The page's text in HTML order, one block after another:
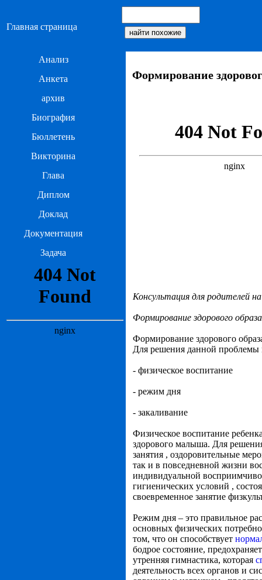
Главная страница
Анализ
Анкета
архив
Биография
Бюллетень
Викторина
Глава
Диплом
Доклад
Документация
Задача
Формирование
Консультация для родителей
Формирование здорового
Формирование здорового
Для решения данной
- физическое воспитание
- режим дня
- закаливание
Физическое воспитание
здорового малыша. Для
занятия , оздоровительные
так и в повседневной жизни
индивидуальной
гигиенических условий ,
своевременное занятие
Режим дня – это правильное
основных физических
том, что он способствует
бодрое состояние,
утренняя гимнастика, которая
деятельность всех органов и